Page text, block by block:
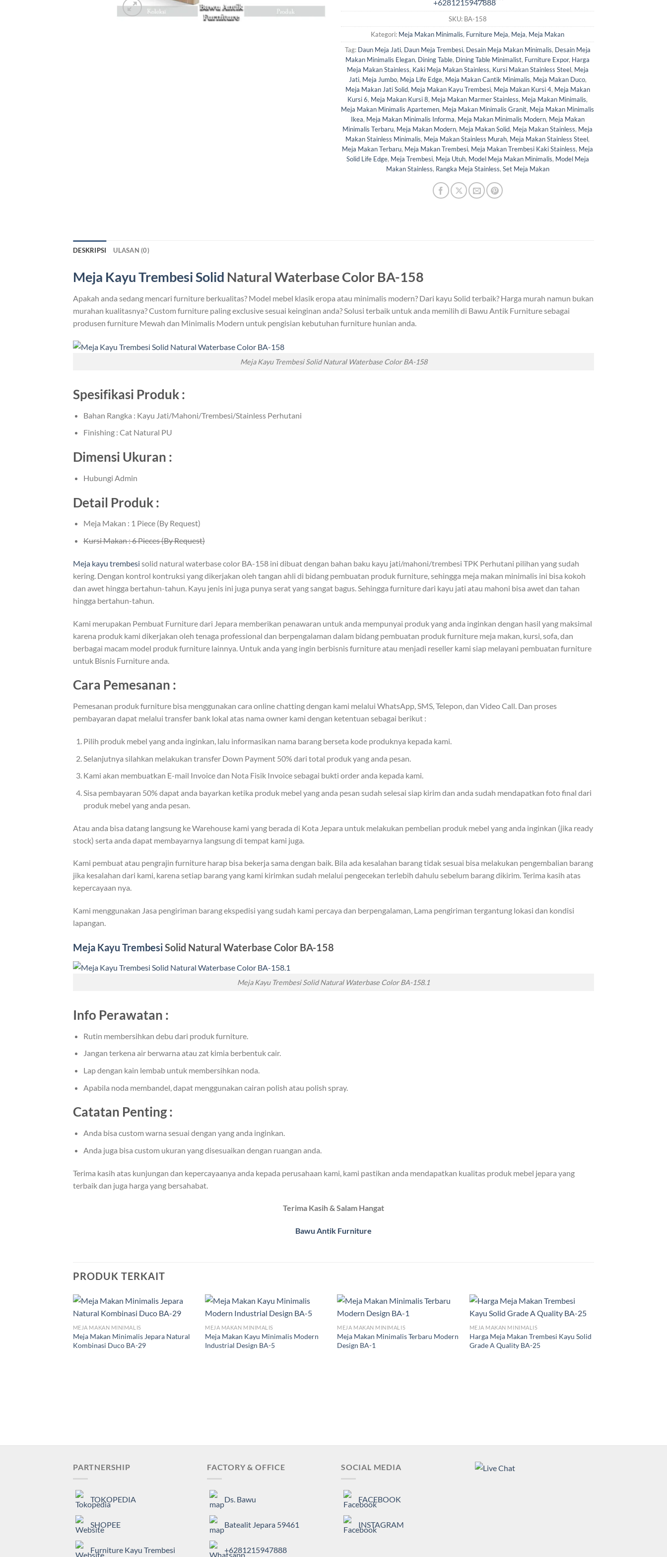
SKU: BA-158
Kategori: Meja Makan Minimalis, Furniture Meja, Meja, Meja Makan
Tag: Daun Meja Jati, Daun Meja Trembesi, Desain Meja Makan Minimalis, Desain Meja
Makan Minimalis Elegan, Dining Table, Dining Table Minimalist, Furniture Expor, Harga
Meja Makan Stainless, Kaki Meja Makan Stainless, Kursi Makan Stainless Steel, Meja
Jati, Meja Jumbo, Meja Life Edge, Meja Makan Cantik Minimalis, Meja Makan Duco,
Meja Makan Jati Solid, Meja Makan Kayu Trembesi, Meja Makan Kursi 4, Meja Makan
Kursi 6, Meja Makan Kursi 8, Meja Makan Marmer Stainless, Meja Makan Minimalis,
Meja Makan Minimalis Apartemen, Meja Makan Minimalis Granit, Meja Makan Minimalis
Ikea, Meja Makan Minimalis Informa, Meja Makan Minimalis Modern, Meja Makan
Minimalis Terbaru, Meja Makan Modern, Meja Makan Solid, Meja Makan Stainless, Meja
Makan Stainless Minimalis, Meja Makan Stainless Murah, Meja Makan Stainless Steel,
Meja Makan Terbaru, Meja Makan Trembesi, Meja Makan Trembesi Kaki Stainless, Meja
Solid Life Edge, Meja Trembesi, Meja Utuh, Model Meja Makan Minimalis, Model Meja
Makan Stainless, Rangka Meja Stainless, Set Meja Makan
DESKRIPSI ULASAN (0)
Meja Kayu Trembesi Solid Natural Waterbase Color BA-158
Apakah anda sedang mencari furniture berkualitas? Model mebel klasik eropa atau minimalis modern? Dari kayu Solid terbaik? Harga murah namun bukan
murahan kualitasnya? Custom furniture paling exclusive sesuai keinginan anda? Solusi terbaik untuk anda memilih di Bawu Antik Furniture sebagai
produsen furniture Mewah dan Minimalis Modern untuk pengisian kebutuhan furniture hunian anda.
Meja Kayu Trembesi Solid Natural Waterbase Color BA-158
Spesifikasi Produk :
Bahan Rangka : Kayu Jati/Mahoni/Trembesi/Stainless Perhutani
Finishing : Cat Natural PU
Dimensi Ukuran :
Hubungi Admin
Detail Produk :
Meja Makan : 1 Piece (By Request)
Kursi Makan : 6 Pieces (By Request)
Meja kayu trembesi solid natural waterbase color BA-158 ini dibuat dengan bahan baku kayu jati/mahoni/trembesi TPK Perhutani pilihan yang sudah
kering. Dengan kontrol kontruksi yang dikerjakan oleh tangan ahli di bidang pembuatan produk furniture, sehingga meja makan minimalis ini bisa kokoh
dan awet hingga bertahun-tahun. Kayu jenis ini juga punya serat yang sangat bagus. Sehingga furniture dari kayu jati atau mahoni bisa awet dan tahan
hingga bertahun-tahun.
Kami merupakan Pembuat Furniture dari Jepara memberikan penawaran untuk anda mempunyai produk yang anda inginkan dengan hasil yang maksimal
karena produk kami dikerjakan oleh tenaga professional dan berpengalaman dalam bidang pembuatan produk furniture meja makan, kursi, sofa, dan
berbagai macam model produk furniture lainnya. Untuk anda yang ingin berbisnis furniture atau menjadi reseller kami siap melayani pembuatan furniture
untuk Bisnis Furniture anda.
Cara Pemesanan :
Pemesanan produk furniture bisa menggunakan cara online chatting dengan kami melalui WhatsApp, SMS, Telepon, dan Video Call. Dan proses
pembayaran dapat melalui transfer bank lokal atas nama owner kami dengan ketentuan sebagai berikut :
Pilih produk mebel yang anda inginkan, lalu informasikan nama barang berseta kode produknya kepada kami.
Selanjutnya silahkan melakukan transfer Down Payment 50% dari total produk yang anda pesan.
Kami akan membuatkan E-mail Invoice dan Nota Fisik Invoice sebagai bukti order anda kepada kami.
Sisa pembayaran 50% dapat anda bayarkan ketika produk mebel yang anda pesan sudah selesai siap kirim dan anda sudah mendapatkan foto final dari
produk mebel yang anda pesan.
Atau anda bisa datang langsung ke Warehouse kami yang berada di Kota Jepara untuk melakukan pembelian produk mebel yang anda inginkan (jika ready
stock) serta anda dapat membayarnya langsung di tempat kami juga.
Kami pembuat atau pengrajin furniture harap bisa bekerja sama dengan baik. Bila ada kesalahan barang tidak sesuai bisa melakukan pengembalian barang
jika kesalahan dari kami, karena setiap barang yang kami kirimkan sudah melalui pengecekan terlebih dahulu sebelum barang dikirim. Terima kasih atas
kepercayaan nya.
Kami menggunakan Jasa pengiriman barang ekspedisi yang sudah kami percaya dan berpengalaman, Lama pengiriman tergantung lokasi dan kondisi
lapangan.
Meja Kayu TrembesiSolid Natural Waterbase Color BA-158
Meja Kayu Trembesi Solid Natural Waterbase Color BA-158.1
Info Perawatan :
Rutin membersihkan debu dari produk furniture.
Jangan terkena air berwarna atau zat kimia berbentuk cair.
Lap dengan kain lembab untuk membersihkan noda.
Apabila noda membandel, dapat menggunakan cairan polish atau polish spray.
Catatan Penting :
Anda bisa custom warna sesuai dengan yang anda inginkan.
Anda juga bisa custom ukuran yang disesuaikan dengan ruangan anda.
Terima kasih atas kunjungan dan kepercayaanya anda kepada perusahaan kami, kami pastikan anda mendapatkan kualitas produk mebel jepara yang
terbaik dan juga harga yang bersahabat.
Terima Kasih & Salam Hangat
Bawu Antik Furniture
PRODUK TERKAIT
MEJA MAKAN MINIMALIS
Meja Makan Minimalis Jepara Natural
Kombinasi Duco BA-29
MEJA MAKAN MINIMALIS
Meja Makan Kayu Minimalis Modern
Industrial Design BA-5
MEJA MAKAN MINIMALIS
Meja Makan Minimalis Terbaru Modern
Design BA-1
MEJA MAKAN MINIMALIS
Harga Meja Makan Trembesi Kayu Solid
Grade A Quality BA-25
PARTNERSHIP
TOKOPEDIA
SHOPEE
Furniture Kayu Trembesi
FACTORY & OFFICE
Ds. Bawu
Batealit Jepara 59461
+6281215947888
SOCIAL MEDIA
FACEBOOK
INSTAGRAM